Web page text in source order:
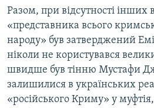
Разом, при відсутності інших
«представника всього
народу» був затверджений
ніколи не користувався
швидше був тінню Мустафи
залишилися в українських
«російського Криму» у